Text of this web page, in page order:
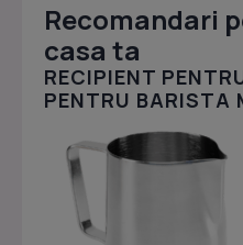
Recomandari
casa ta
RECIPIENT
PENTRU BARISTA